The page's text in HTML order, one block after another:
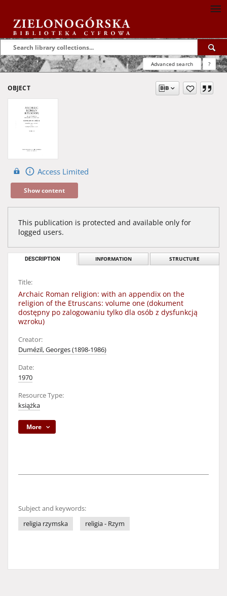
Advanced search ?
OBJECT
Access Limited
Show content
This publication is protected and available only for
logged users.
DESCRIPTION INFORMATION STRUCTURE
Title:
Archaic Roman religion: with an appendix on the
religion of the Etruscans: volume one (dokument
dostępny po zalogowaniu tylko dla osób z dysfunkcją
wzroku)
Creator:
Dumézil, Georges (1898-1986)
Date:
1970
Resource Type:
książka
More
Subject and keywords:
religia rzymska
religia - Rzym